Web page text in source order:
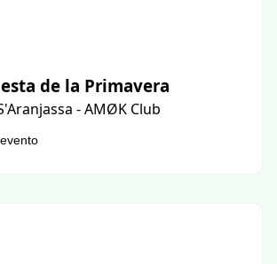
de la Primavera
- AMØK Club